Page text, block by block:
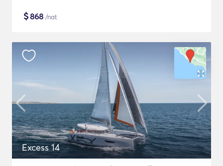
$868 /nat
Excess 14